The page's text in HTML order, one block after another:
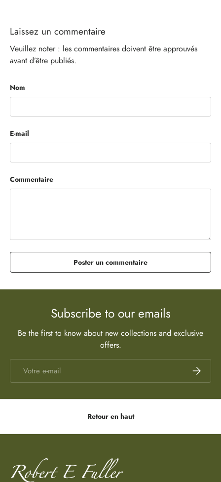
Laissez un commentaire
Veuillez noter : les commentaires doivent être approuvés
avant d’être publiés.
Nom
E-mail
Commentaire
Poster un commentaire
Subscribe to our emails
Be the first to know about new collections and exclusive
offers.
S’inscrire
Retour en haut